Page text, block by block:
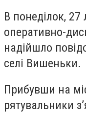
В понеділок,
оперативно-
надійшло
селі Вишеньки.
Прибувши на
рятувальники